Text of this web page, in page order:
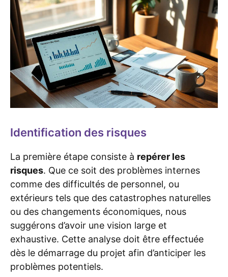
Identification des risques
La première étape consiste à repérer les
risques. Que ce soit des problèmes internes
comme des difficultés de personnel, ou
extérieurs tels que des catastrophes naturelles
ou des changements économiques, nous
suggérons d’avoir une vision large et
exhaustive. Cette analyse doit être effectuée
dès le démarrage du projet afin d’anticiper les
problèmes potentiels.